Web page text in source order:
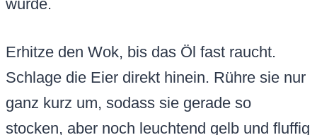
würde.
Erhitze den Wok, bis das Öl fast raucht.
Schlage die Eier direkt hinein. Rühre sie nur
ganz kurz um, sodass sie gerade so
stocken, aber noch leuchtend gelb und fluffig